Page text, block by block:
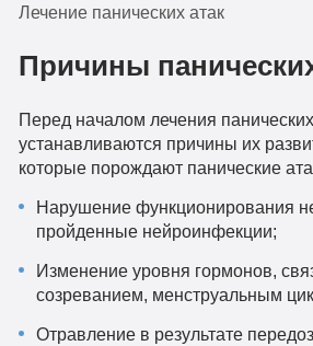
Лечение панических атак
Причины
Перед началом лечения
устанавливаются причины их
которые порождают панические
Нарушение функционирования
пройденные нейроинфекции;
Изменение уровня гормонов,
созреванием, менструальным
Отравление в результате